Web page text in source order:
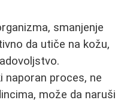
smanjenje
da utiče na kožu,
naporan proces, ne
može da naruši